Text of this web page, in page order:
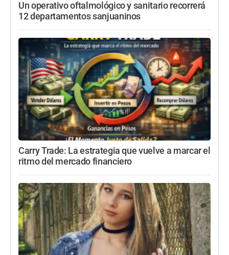
Un operativo oftalmológico y sanitario recorrerá
12 departamentos sanjuaninos
Carry Trade: La estrategia que vuelve a marcar el
ritmo del mercado financiero